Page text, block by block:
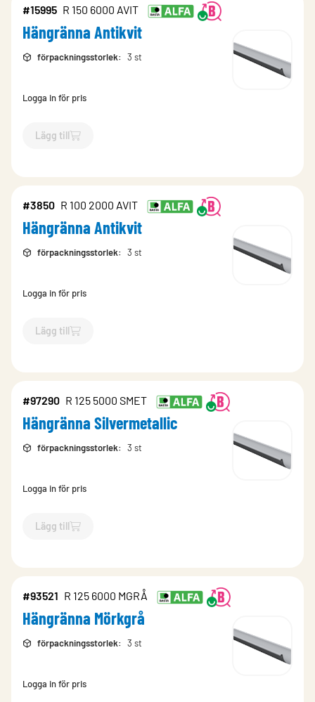
#15995 R 150 6000 AVIT
Hängränna Antikvit
förpackningsstorlek: 3 st
Logga in för pris
Lägg till
`$Lägg till
#3850 R 100 2000 AVIT
Hängränna Antikvit
förpackningsstorlek: 3 st
Logga in för pris
Lägg till
`$Lägg till
#97290 R 125 5000 SMET
Hängränna Silvermetallic
förpackningsstorlek: 3 st
Logga in för pris
Lägg till
`$Lägg till
#93521 R 125 6000 MGRÅ
Hängränna Mörkgrå
förpackningsstorlek: 3 st
Logga in för pris